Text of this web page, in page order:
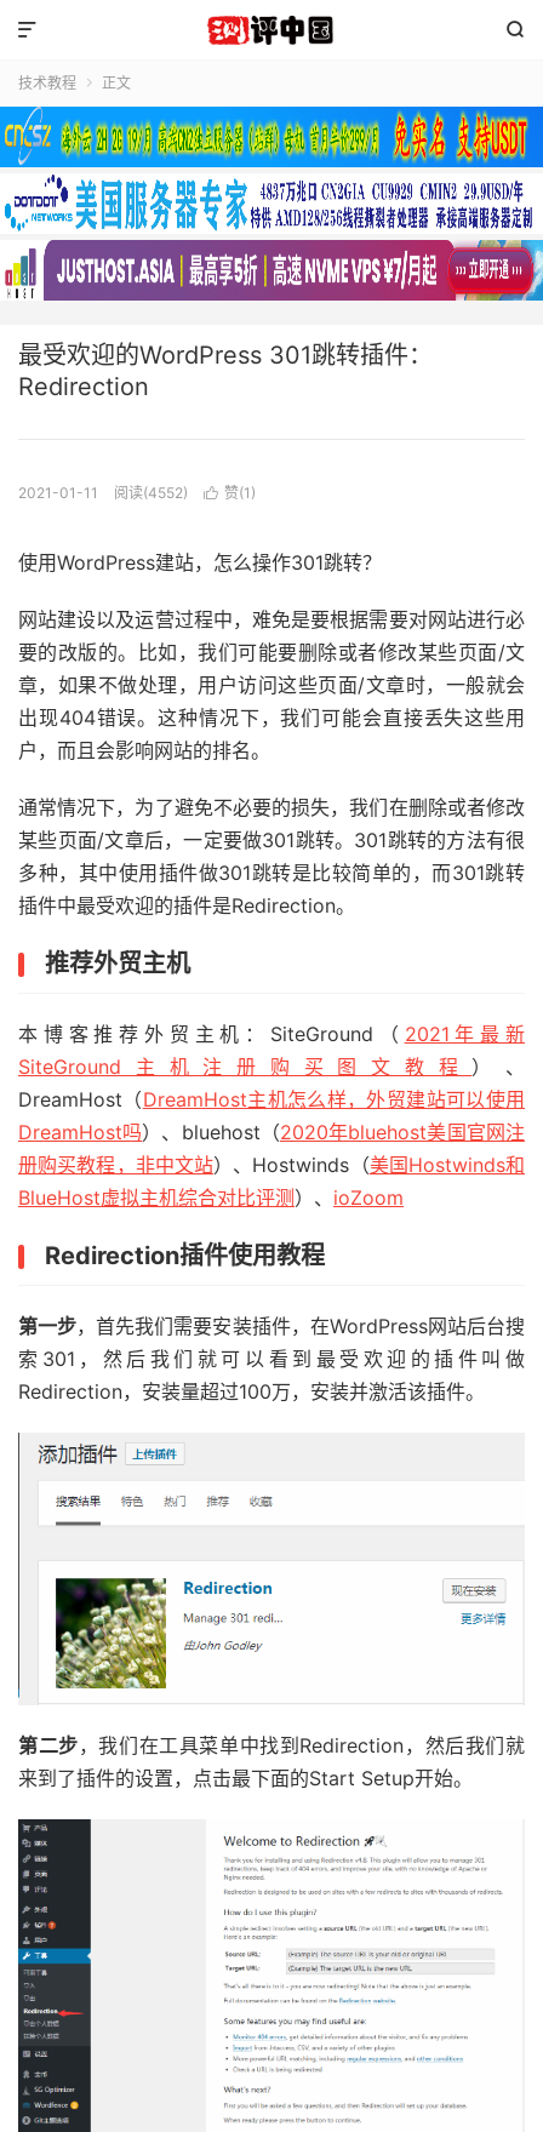


技术教程  正文
最受欢迎的WordPress 301跳转插件：
Redirection
2021-01-11 阅读(4552)  赞(1 )
使用WordPress建站，怎么操作301跳转？
网站建设以及运营过程中，难免是要根据需要对网站进行必
要的改版的。比如，我们可能要删除或者修改某些页面/文
章，如果不做处理，用户访问这些页面/文章时，一般就会
出现404错误。这种情况下，我们可能会直接丢失这些用
户，而且会影响网站的排名。
通常情况下，为了避免不必要的损失，我们在删除或者修改
某些页面/文章后，一定要做301跳转。301跳转的方法有很
多种，其中使用插件做301跳转是比较简单的，而301跳转
插件中最受欢迎的插件是Redirection。
推荐外贸主机
本博客推荐外贸主机：SiteGround（ 2021年最新
SiteGround主机注册购买图文教程 ）、
DreamHost（DreamHost主机怎么样，外贸建站可以使用
DreamHost吗）、bluehost（2020年bluehost美国官网注
册购买教程，非中文站）、Hostwinds（美国Hostwinds和
BlueHost虚拟主机综合对比评测 ）、 ioZoom
Redirection插件使用教程
第一步，首先我们需要安装插件，在WordPress网站后台搜
索301，然后我们就可以看到最受欢迎的插件叫做
Redirection，安装量超过100万，安装并激活该插件。
第二步，我们在工具菜单中找到Redirection，然后我们就
来到了插件的设置，点击最下面的Start Setup开始。